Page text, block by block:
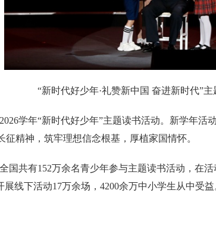
“新时代好少年·礼赞新中国 奋进新时代”主
学年“新时代好少年”主题读书活动。新学年
精神，筑牢理想信念根基，厚植家国情怀。
国共有152万余名青少年参与主题读书活动，在
展线下活动17万余场，4200余万中小学生从中受